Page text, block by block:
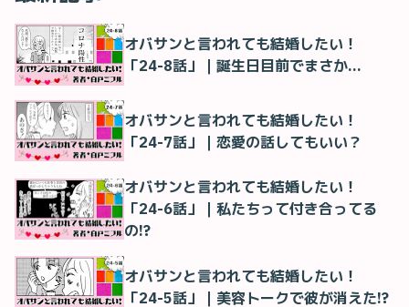
オバサンと言われても結婚したい！
「24-8話」｜誕生日目前でまさか…
オバサンと言われても結婚したい！
「24-7話」｜恋愛の話してもいい？
オバサンと言われても結婚したい！
「24-6話」｜私たちって付き合ってる
の!?
オバサンと言われても結婚したい！
「24-5話」｜美容トークで彼が消えた!?